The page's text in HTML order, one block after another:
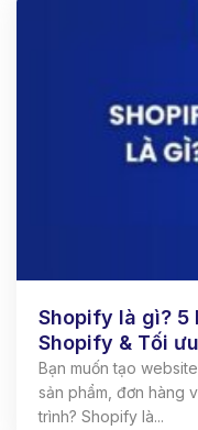
Shopify là gì? 5
Shopify & Tối
Bạn muốn tạo
sản phẩm, đơn hàng
trình? Shopify là...